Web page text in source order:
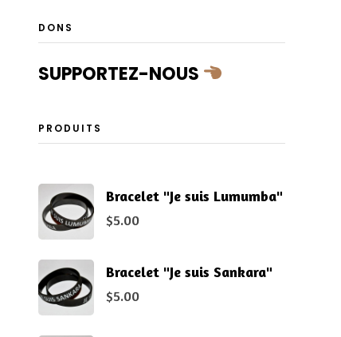
DONS
SUPPORTEZ-NOUS
PRODUITS
Bracelet "Je suis Lumumba"
$5.00
Bracelet "Je suis Sankara"
$5.00